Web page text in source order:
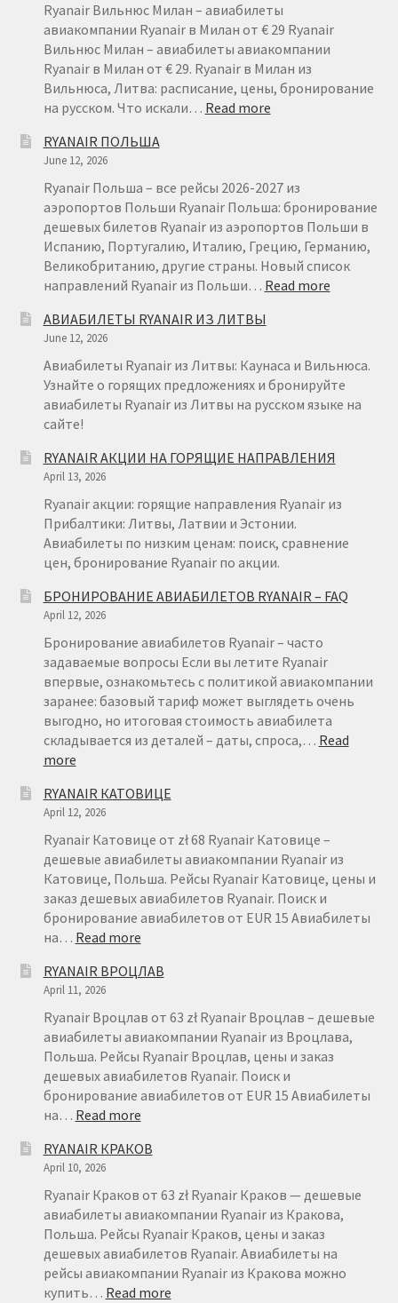
Ryanair Вильнюс Милан – авиабилеты
авиакомпании Ryanair в Милан от € 29 Ryanair
Вильнюс Милан – авиабилеты авиакомпании
Ryanair в Милан от € 29. Ryanair в Милан из
Вильнюса, Литва: расписание, цены, бронирование
на русском. Что искали… Read more:
ОТ
€
29
RYANAIR ПОЛЬША
June 12, 2026
Ryanair Польша – все рейсы 2026-2027 из
аэропортов Польши Ryanair Польша: бронирование
дешевых билетов Ryanair из аэропортов Польши в
Испанию, Португалию, Италию, Грецию, Германию,
Великобританию, другие страны. Новый список
направлений Ryanair из Польши… Read more:
АВИАБИЛЕТЫ RYANAIR ИЗ ЛИТВЫ
June 12, 2026
Авиабилеты Ryanair из Литвы: Каунаса и Вильнюса.
Узнайте о горящих предложениях и бронируйте
авиабилеты Ryanair из Литвы на русском языке на
сайте!
RYANAIR АКЦИИ НА ГОРЯЩИЕ НАПРАВЛЕНИЯ
April 13, 2026
Ryanair акции: горящие направления Ryanair из
Прибалтики: Литвы, Латвии и Эстонии.
Авиабилеты по низким ценам: поиск, сравнение
цен, бронирование Ryanair по акции.
БРОНИРОВАНИЕ АВИАБИЛЕТОВ RYANAIR – FAQ
April 12, 2026
Бронирование авиабилетов Ryanair – часто
задаваемые вопросы Если вы летите Ryanair
впервые, ознакомьтесь с политикой авиакомпании
заранее: базовый тариф может выглядеть очень
выгодно, но итоговая стоимость авиабилета
складывается из деталей – даты, спроса,… Read
more:
АВИАБИЛЕТОВ
RYANAIR
–
FAQ
RYANAIR КАТОВИЦЕ
April 12, 2026
Ryanair Катовице от zł 68 Ryanair Катовице –
дешевые авиабилеты авиакомпании Ryanair из
Катовице, Польша. Рейсы Ryanair Катовице, цены и
заказ дешевых авиабилетов Ryanair. Поиск и
бронирование авиабилетов от EUR 15 Авиабилеты
на… Read more:
КАТОВИЦЕ
RYANAIR ВРОЦЛАВ
April 11, 2026
Ryanair Вроцлав от 63 zł Ryanair Вроцлав – дешевые
авиабилеты авиакомпании Ryanair из Вроцлава,
Польша. Рейсы Ryanair Вроцлав, цены и заказ
дешевых авиабилетов Ryanair. Поиск и
бронирование авиабилетов от EUR 15 Авиабилеты
на… Read more:
ВРОЦЛАВ
RYANAIR КРАКОВ
April 10, 2026
Ryanair Краков от 63 zł Ryanair Краков — дешевые
авиабилеты авиакомпании Ryanair из Кракова,
Польша. Рейсы Ryanair Краков, цены и заказ
дешевых авиабилетов Ryanair. Авиабилеты на
рейсы авиакомпании Ryanair из Кракова можно
купить… Read more: